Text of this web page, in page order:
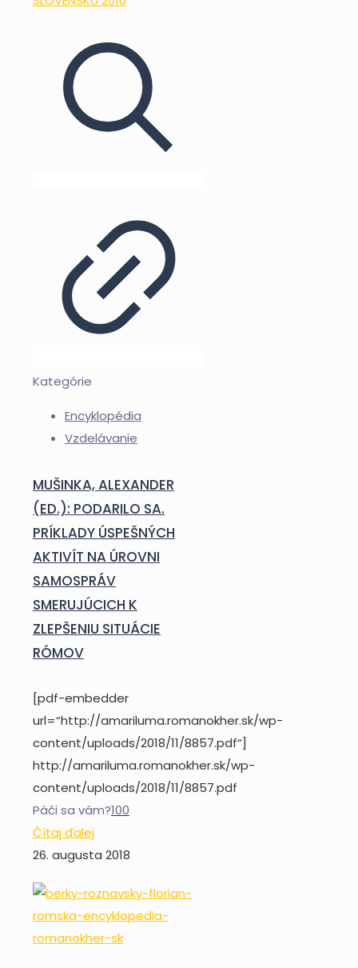
Kategórie
Encyklopédia
Vzdelávanie
MUŠINKA, ALEXANDER
(ED.): PODARILO SA.
PRÍKLADY ÚSPEŠNÝCH
AKTIVÍT NA ÚROVNI
SAMOSPRÁV
SMERUJÚCICH K
ZLEPŠENIU SITUÁCIE
RÓMOV
[pdf-embedder
url=“http://amariluma.romanokher.sk/wp-
content/uploads/2018/11/8857.pdf“]
http://amariluma.romanokher.sk/wp-
content/uploads/2018/11/8857.pdf
Páči sa vám?100
Čítaj ďalej
26. augusta 2018